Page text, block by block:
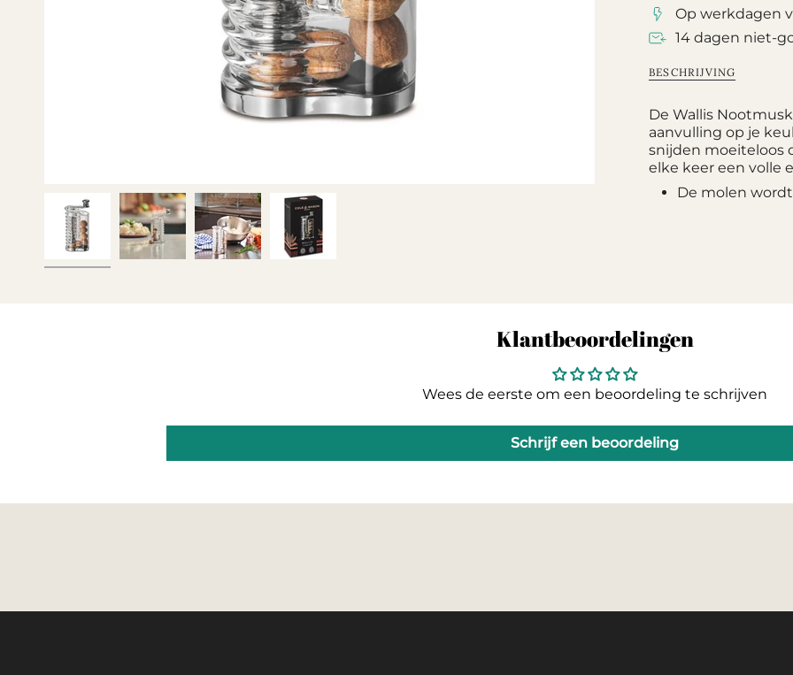
Op werkdagen
14 dagen niet-
BESCHRIJVING
De Wallis
aanvulling op je
snijden moeiteloos
elke keer een volle
De molen
Klantbeoordelingen
Wees de eerste om een beoordeling te schrijven
Schrijf een beoordeling